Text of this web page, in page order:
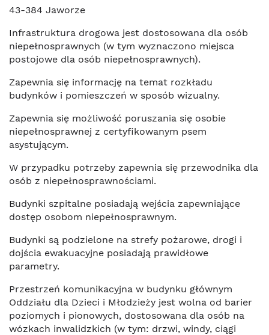
43-384 Jaworze
Infrastruktura drogowa jest dostosowana dla osób
niepełnosprawnych (w tym wyznaczono miejsca
postojowe dla osób niepełnosprawnych).
Zapewnia się informację na temat rozkładu
budynków i pomieszczeń w sposób wizualny.
Zapewnia się możliwość poruszania się osobie
niepełnosprawnej z certyfikowanym psem
asystującym.
W przypadku potrzeby zapewnia się przewodnika dla
osób z niepełnosprawnościami.
Budynki szpitalne posiadają wejścia zapewniające
dostęp osobom niepełnosprawnym.
Budynki są podzielone na strefy pożarowe, drogi i
dojścia ewakuacyjne posiadają prawidłowe
parametry.
Przestrzeń komunikacyjna w budynku głównym
Oddziału dla Dzieci i Młodzieży jest wolna od barier
poziomych i pionowych, dostosowana dla osób na
wózkach inwalidzkich (w tym: drzwi, windy, ciągi